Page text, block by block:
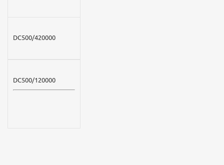
DC500/420000
DC500/120000